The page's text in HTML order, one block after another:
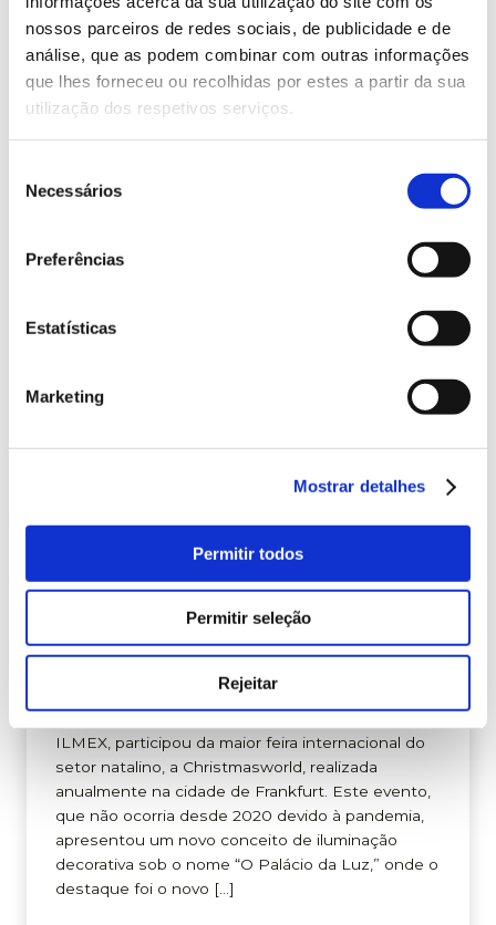
nossos parceiros de redes sociais, de publicidade e de
análise, que as podem combinar com outras informações
que lhes forneceu ou recolhidas por estes a partir da sua
utilização dos respetivos serviços.
Necessários
Preferências
Estatísticas
Marketing
Mostrar detalhes
Permitir todos
Permitir seleção
Rejeitar
concertos em colaboração com o artista Manuel
Carrasco, de Huelva, e sua turnê ‘Corazón y
flecha’. A principal empresa em iluminação
decorativa projetou e fabricou um projeto
exclusivo de iluminação para esta turnê: um
continue lendo
O Grupo Ximenez e a ILMEX
retornam à feira internacional
Christmasworld com destaque
para o ECOGREENLUX
ILMEX, participou da maior feira internacional do
setor natalino, a Christmasworld, realizada
anualmente na cidade de Frankfurt. Este evento,
que não ocorria desde 2020 devido à pandemia,
apresentou um novo conceito de iluminação
decorativa sob o nome “O Palácio da Luz,” onde o
destaque foi o novo […]